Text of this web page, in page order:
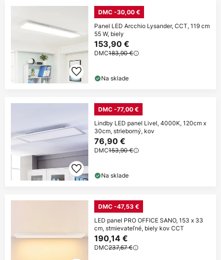
DMC -30,00 €
Panel LED Arcchio Lysander, CCT, 119 cm
55 W, biely
153,90 €
DMC183,90 €
Na sklade
DMC -77,00 €
Lindby LED panel Livel, 4000K, 120cm x
30cm, strieborný, kov
76,90 €
DMC153,90 €
Na sklade
DMC -47,53 €
LED panel PRO OFFICE SANO, 153 x 33
cm, stmievateľné, biely kov CCT
190,14 €
DMC237,67 €